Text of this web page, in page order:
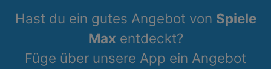
Hast du ein gutes Angebot von Spiele
Max entdeckt?
Füge über unsere App ein Angebot